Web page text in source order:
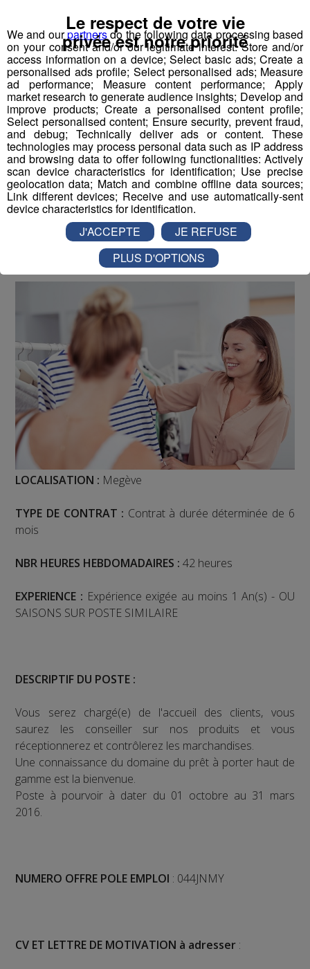
Partager sur Twitter
Vendeur Prêt à porter de luxe
Publié par Romain Bruneau- 8 septembre 2016 à 09h47 -Mis
à jour le 8 septembre 2016 à 09h48
Radio Mont Blanc
Animation
LOCALISATION : Megève
TYPE DE CONTRAT : Contrat à durée déterminée de 6
mois
NBR HEURES HEBDOMADAIRES : 42 heures
EXPERIENCE : Expérience exigée au moins 1 An(s) - OU
SAISONS SUR POSTE SIMILAIRE
DESCRIPTIF DU POSTE :
Vous serez chargé(e) de l'accueil des clients, vous
saurez les conseiller sur nos produits et vous
réceptionnerez et contrôlerez les marchandises.
Une connaissance du domaine du prêt à porter haut de
gamme est la bienvenue.
Poste à pourvoir à dater du 01 octobre au 31 mars
2016.
NUMERO OFFRE POLE EMPLOI : 044JNMY
CV ET LETTRE DE MOTIVATION à adresser :
We and ourpartnersdo the following data processing based
on your consent and/or our legitimate interest: Store and/or
access information on a device; Select basic ads; Create a
personalised ads profile; Select personalised ads; Measure
ad performance; Measure content performance; Apply
market research to generate audience insights; Develop and
improve products; Create a personalised content profile;
Select personalised content; Ensure security, prevent fraud,
and debug; Technically deliver ads or content. These
technologies may process personal data such as IP address
and browsing data to offer following functionalities: Actively
scan device characteristics for identification; Use precise
geolocation data; Match and combine offline data sources;
Link different devices; Receive and use automatically-sent
device characteristics for identification.
Le respect de votre vie
privée est notre priorité
J'ACCEPTE
JE REFUSE
PLUS D'OPTIONS